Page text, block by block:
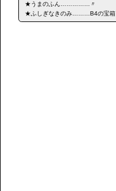
★うまのふん……………〃
★ふしぎなきのみ………B4の宝箱